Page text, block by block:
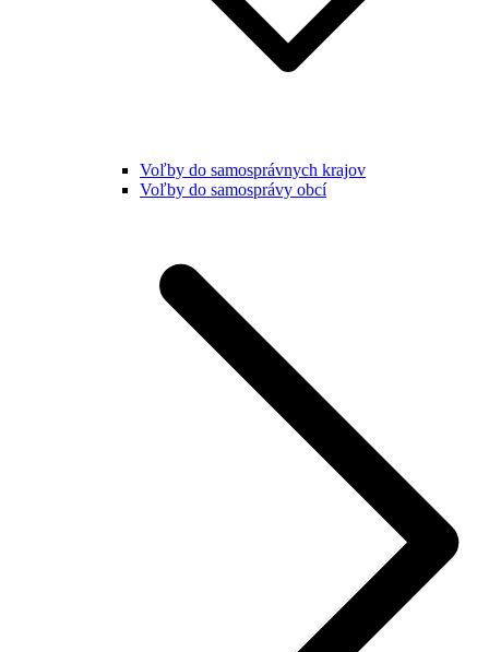
Voľby do samosprávnych krajov
Voľby do samosprávy obcí